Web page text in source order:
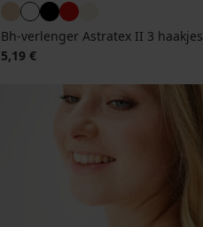
Bh-verlenger Astratex II 3 haakjes
5,19 €